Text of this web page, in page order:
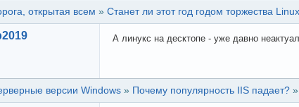
открытая всем » Станет ли этот год годом торжества
А линукс на десктопе - уже давно
версии Windows » Почему популярность IIS падает? »